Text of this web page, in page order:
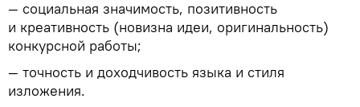
— социальная значимость, позитивность
и креативность (новизна идеи, оригинальность)
конкурсной работы;
— точность и доходчивость языка и стиля
изложения.